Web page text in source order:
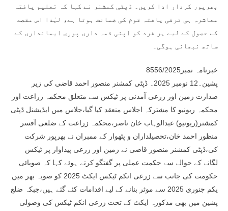
بھرپور کردار ادا کریں۔ ڈپٹی کمشنر نے کہا کہ تعلیم یافتہ
معاشرہ ہی ترقی یافتہ قوم کی ضمانت ہوتا ہے، لہٰذا اس مقصد
کے حصول کے لیے ہر فرد کو اپنی ذمہ داری پوری ایمانداری کے
ساتھ نبھانی ہوگی۔
خبرنامہ نمبر8556/2025
پشین۔12 نومبر 2025۔ ڈپٹی کمشنر منصور احمد قاضی کی زیر
صدارت زمین اور زرعی آمدنی پر ٹیکس سے متعلق محکمہ زراعت اور
محکمہ ریونیو کا مشترکہ اجلاس منعقد کیا گیا،جلاس میں ایڈیشنل ڈپٹی
کمشنر(ریونیو) عبدالوہاب خان ناصر،محکمہ زراعت کے ضلعی آفسر
منظور احمد خان،تحصیلداران و پٹھوار کے ممبران نے بھرپور شرکت
کی،ڈپٹی کمشنر منصور قاضی نے زمین اور زرعی پیداوار پر ٹیکس
لگانے کے حوالے سے حکمت عملی پر گفتگو کرتے ہوئے کہا کہ صوبائی
حکومت کی جانب سے زرعی انکم ٹیکس ایکٹ 2025 کو صوبہ بھر میں
یکم جنوری 2025 سے موثر بنانے کے لیے اقدامات کئے گئے ہیں،جبکہ ضلع
پشین میں بھی مذکورہ ایکٹ کے تحت زرعی انکم ٹیکس کی وصولی